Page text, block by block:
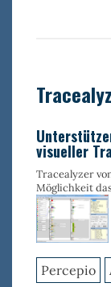
visueller
Tracealyzer
Möglichkeit
Percepio